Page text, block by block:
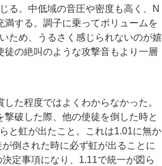
る。中低域の音圧や密度も高く、N
満する。調子に乗ってボリュームを
ため、うるさく感じられないのが嬉
徒の絶叫のような攻撃音もより一層
た程度ではよくわからなかった。
撃破した際、他の使徒を倒した時と
と虹が出たこと。これは1.01に無か
倒された時に必ず虹が出ることに
決定事項になり、1.11で統一が図ら